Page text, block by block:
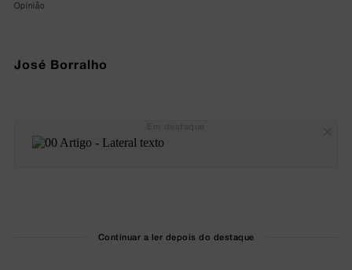
Opinião
José Borralho
Continuar a ler depois do destaque